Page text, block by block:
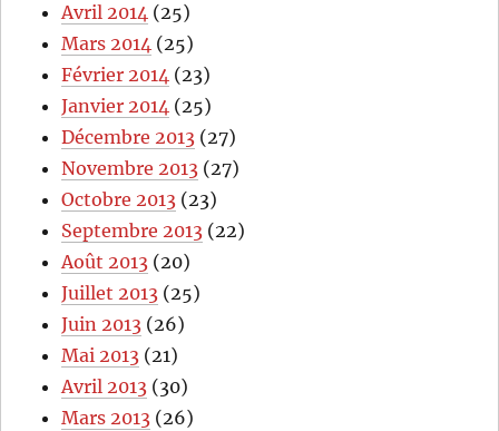
Avril 2014 (25)
Mars 2014 (25)
Février 2014 (23)
Janvier 2014 (25)
Décembre 2013 (27)
Novembre 2013 (27)
Octobre 2013 (23)
Septembre 2013 (22)
Août 2013 (20)
Juillet 2013 (25)
Juin 2013 (26)
Mai 2013 (21)
Avril 2013 (30)
Mars 2013 (26)